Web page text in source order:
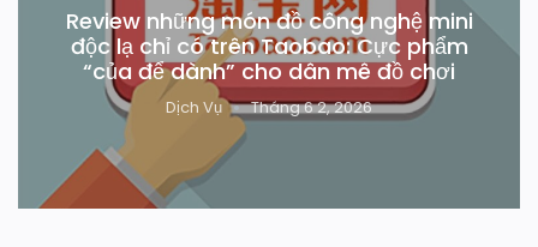
Review những món đồ công nghệ mini
độc lạ chỉ có trên Taobao: Cực phẩm
“của để dành” cho dân mê đồ chơi
Dịch Vụ Tháng 6 2, 2026